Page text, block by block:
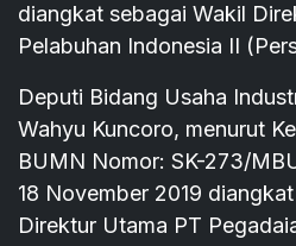
diangkat sebagai Wakil
Pelabuhan Indonesia II
Deputi Bidang Usaha
Wahyu Kuncoro, menurut
BUMN Nomor: SK-273/
18 November 2019
Direktur Utama PT